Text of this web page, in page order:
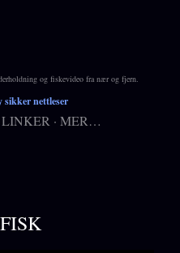
og fiskevideo fra nær og fjern.
nettleser
LINKER MER…